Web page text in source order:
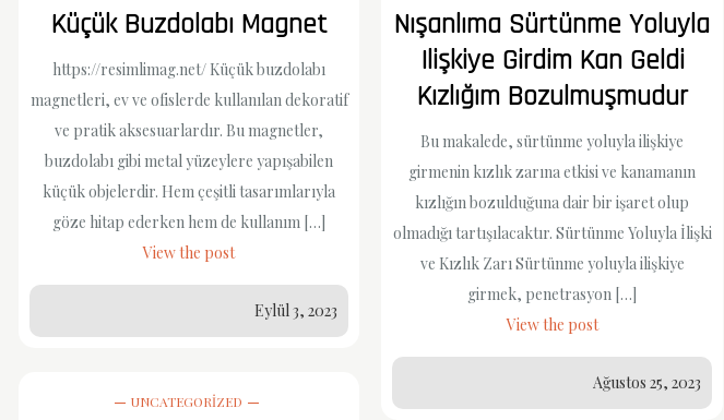
Küçük Buzdolabı Magnet
https://resimlimag.net/ Küçük buzdolabı
magnetleri, ev ve ofislerde kullanılan dekoratif
ve pratik aksesuarlardır. Bu magnetler,
buzdolabı gibi metal yüzeylere yapışabilen
küçük objelerdir. Hem çeşitli tasarımlarıyla
göze hitap ederken hem de kullanım […]
View the post
Eylül 3, 2023
Nışanlıma Sürtünme Yoluyla
Ilişkiye Girdim Kan Geldi
Kızlığım Bozulmuşmudur
Bu makalede, sürtünme yoluyla ilişkiye
girmenin kızlık zarına etkisi ve kanamanın
kızlığın bozulduğuna dair bir işaret olup
olmadığı tartışılacaktır. Sürtünme Yoluyla İlişki
ve Kızlık Zarı Sürtünme yoluyla ilişkiye
girmek, penetrasyon […]
View the post
Ağustos 25, 2023
UNCATEGORIZED